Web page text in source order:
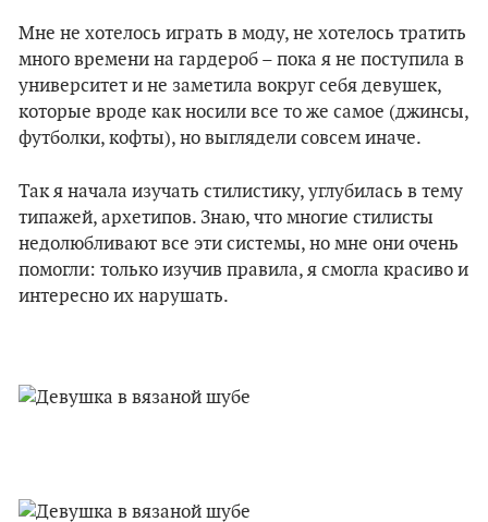
Мне не хотелось играть в моду, не хотелось тратить
много времени на гардероб – пока я не поступила в
университет и не заметила вокруг себя девушек,
которые вроде как носили все то же самое (джинсы,
футболки, кофты), но выглядели совсем иначе.
Так я начала изучать стилистику, углубилась в тему
типажей, архетипов. Знаю, что многие стилисты
недолюбливают все эти системы, но мне они очень
помогли: только изучив правила, я смогла красиво и
интересно их нарушать.